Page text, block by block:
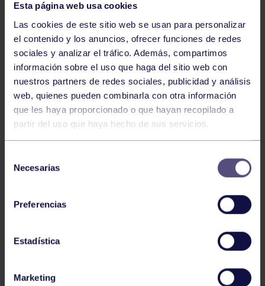
Esta página web usa cookies
Las cookies de este sitio web se usan para personalizar
el contenido y los anuncios, ofrecer funciones de redes
sociales y analizar el tráfico. Además, compartimos
información sobre el uso que haga del sitio web con
nuestros partners de redes sociales, publicidad y análisis
web, quienes pueden combinarla con otra información
que les haya proporcionado o que hayan recopilado a
partir del uso que haya hecho de sus servicios.
Necesarias
Preferencias
Estadística
Marketing
NOTICIAS RELACIONADAS
Piragüismo 06 Ago 2026
CÉSAR ÁLVAREZ CONQUISTA EL MINI